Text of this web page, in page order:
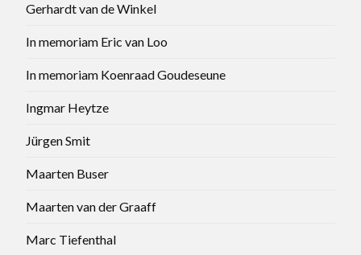
Gerhardt van de Winkel
In memoriam Eric van Loo
In memoriam Koenraad Goudeseune
Ingmar Heytze
Jürgen Smit
Maarten Buser
Maarten van der Graaff
Marc Tiefenthal